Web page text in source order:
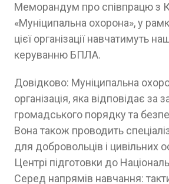
Меморандум про співпрацю з
«Муніципальна охорона», у
цієї організації навчатимуть
керуванню БПЛА.
Довідково: Муніципальна
організація, яка відповідає за
громадського порядку та
Вона також проводить
для добровольців і цивільних
Центрі підготовки до
Серед напрямів навчання: